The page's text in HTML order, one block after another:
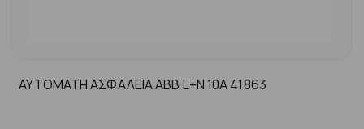
ΑΥΤΟΜΑΤΗ ΑΣΦΑΛΕΙΑ ABB L+N 10A 41863